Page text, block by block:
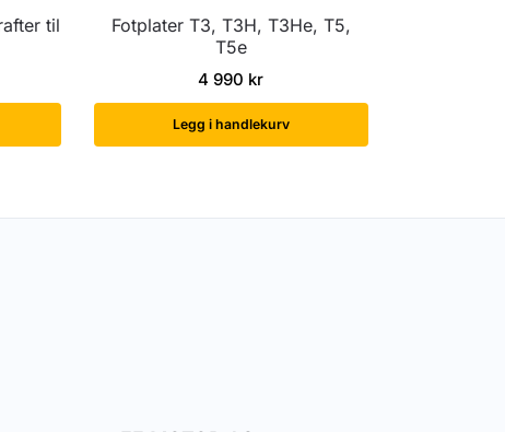
til
Fotplater T3, T3H, T3He, T5,
T5e
4 990 kr
Legg i handlekurv